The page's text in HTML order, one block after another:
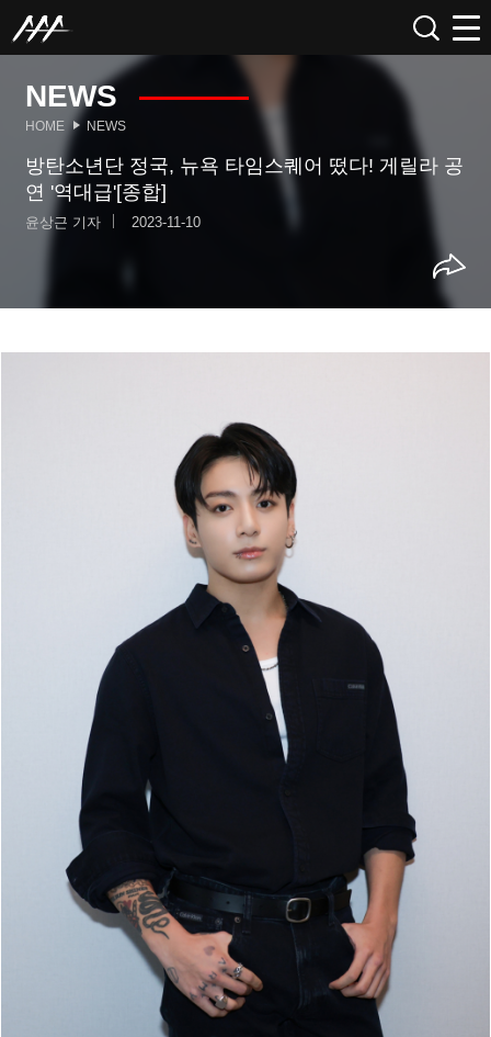
NEWS
HOME NEWS
방탄소년단 정국, 뉴욕 타임스퀘어 떴다! 게릴라 공
연 '역대급'[종합]
윤상근 기자 2023-11-10